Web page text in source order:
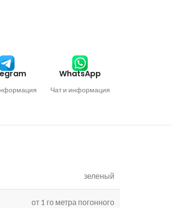
WhatsApp
Чат и информация
зеленый
от 1 го метра погонного